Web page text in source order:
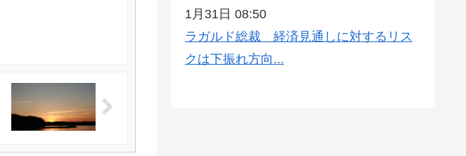
1月31日 08:50
ラガルド総裁 経済見通しに対するリス
クは下振れ方向...